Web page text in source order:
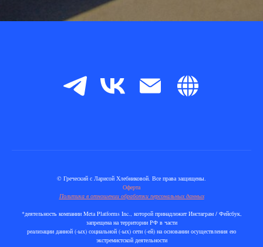
© Греческий с Ларисой Хлебниковой. Все права защищены.
Оферта
Политика в отношении обработки персональных данных
*деятельность компании Meta Platforms Inc., которой принадлежит Инстаграм / Фейсбук,
запрещена на территории РФ в части
реализации данной (-ых) социальной (-ых) сети (-ей) на основании осуществления ею
экстремистской деятельности